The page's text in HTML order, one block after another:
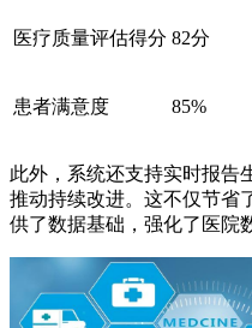
医疗质量评估得分 82分
患者满意度 85%
此外，系统还支持实时报告
推动持续改进。这不仅节省
供了数据基础，强化了医院